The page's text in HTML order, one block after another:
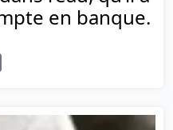
en banque.